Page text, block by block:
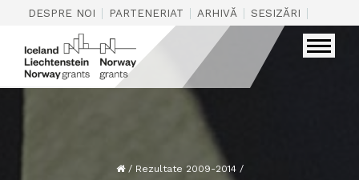
DESPRE NOI | PARTENERIAT | ARHIVĂ | SESIZĂRI |
/ Rezultate 2009-2014/